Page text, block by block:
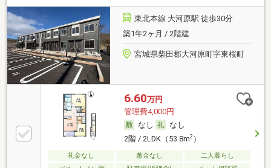
東北本線 大河原駅 徒歩30分
築1年2ヶ月 / 2階建
宮城県柴田郡大河原町字東桜町
6.60万円
管理費4,000円
なし
なし
2階 / 2LDK（53.8m2）
礼金なし 敷金なし
二人暮らし